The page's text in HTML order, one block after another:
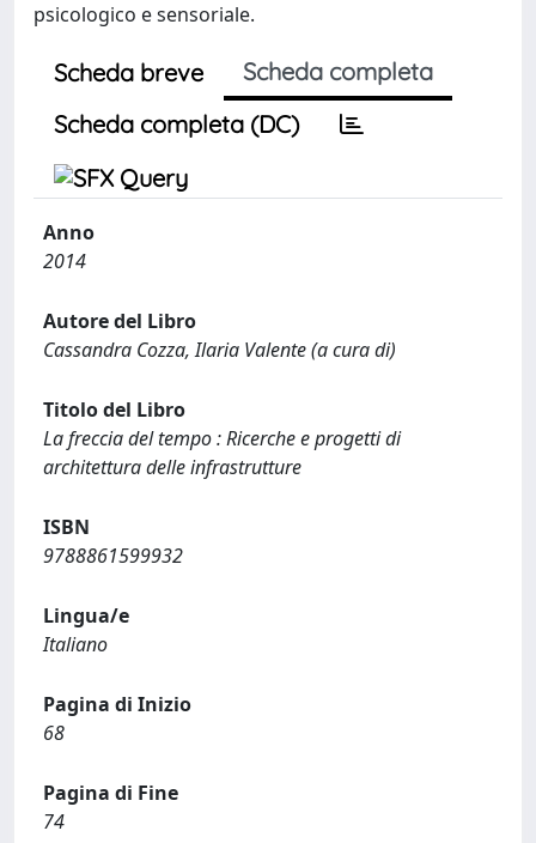
psicologico e sensoriale.
Scheda breve
Scheda completa
Scheda completa (DC)
Anno
2014
Autore del Libro
Cassandra Cozza, Ilaria Valente (a cura di)
Titolo del Libro
La freccia del tempo : Ricerche e progetti di
architettura delle infrastrutture
ISBN
9788861599932
Lingua/e
Italiano
Pagina di Inizio
68
Pagina di Fine
74